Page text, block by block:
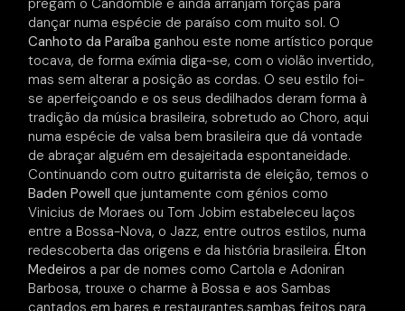
pregam o Candomblé e ainda arranjam forças para
dançar numa espécie de paraíso com muito sol. O
Canhoto da Paraíba ganhou este nome artístico porque
tocava, de forma exímia diga-se, com o violão invertido,
mas sem alterar a posição as cordas. O seu estilo foi-
se aperfeiçoando e os seus dedilhados deram forma à
tradição da música brasileira, sobretudo ao Choro, aqui
numa espécie de valsa bem brasileira que dá vontade
de abraçar alguém em desajeitada espontaneidade.
Continuando com outro guitarrista de eleição, temos o
Baden Powell que juntamente com génios como
Vinicius de Moraes ou Tom Jobim estabeleceu laços
entre a Bossa-Nova, o Jazz, entre outros estilos, numa
redescoberta das origens e da história brasileira.Élton
Medeiros a par de nomes como Cartola e Adoniran
Barbosa, trouxe o charme à Bossa e aos Sambas
cantados em bares e restaurantes,sambas feitos para